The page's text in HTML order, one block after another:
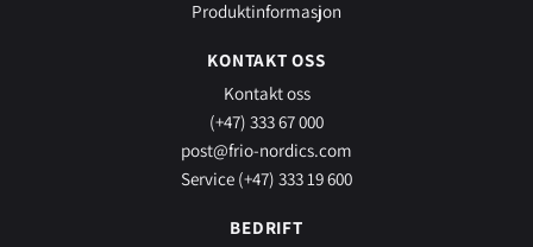
Produktinformasjon
KONTAKT OSS
Kontakt oss
(+47) 333 67 000
post@frio-nordics.com
Service (+47) 333 19 600
BEDRIFT